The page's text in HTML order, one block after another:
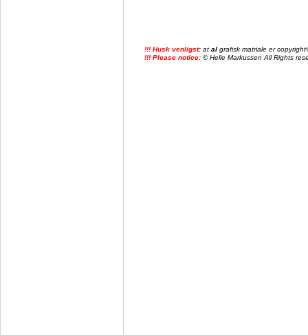
!!! Husk venligst: at al grafisk matriale er
!!! Please notice: © Helle Markussen All Rights